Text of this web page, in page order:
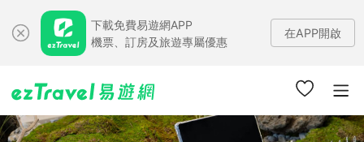
下載免費易遊網APP
機票、訂房及旅遊專屬優惠
在APP開啟